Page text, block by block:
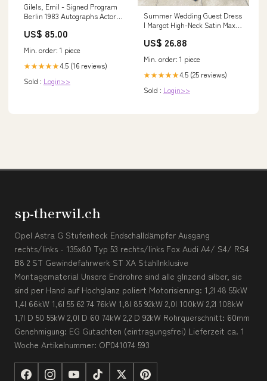
Gilels, Emil - Signed Program
Berlin 1983 Autographs Actors
US$ 85.00
Min. order: 1 piece
★★★★★4.5 (16 reviews)
Sold : Login>>
Summer Wedding Guest Dress
| Margot High-Neck Satin Maxi
US$ 26.88
Min. order: 1 piece
★★★★★4.5 (25 reviews)
Sold : Login>>
sp-therwil.ch
Opel Astra G Stufenheck Endschalldämpfer Ausgang
rechts/links - 135x80 Typ 53 rechts/links Fox Audi A4/ S4/ RS4
B8 2 ST Gewindefahrwerk ST XA StahlInklusive
Montagematerial Unsere Endrohre sind alle glnzend silber, sie
sind per Hand auf Hochglanz poliert Motorisierung: 1,2l 48 55kW
1,4l 66kW 1,6l 55 62 74 76kW 1,8l 85 92kW 2,0l 100kW 2,2l 108kW
1,7l D 50 55kW 2,0l D 60 74kW 2,2 D 92kW Rohrquerschnitt: 60mm
Genehmigung: EG Gutachten (eintragungsfrei) Lieferzeit ca. 1
Woche Artikelnummer: OP041074 593